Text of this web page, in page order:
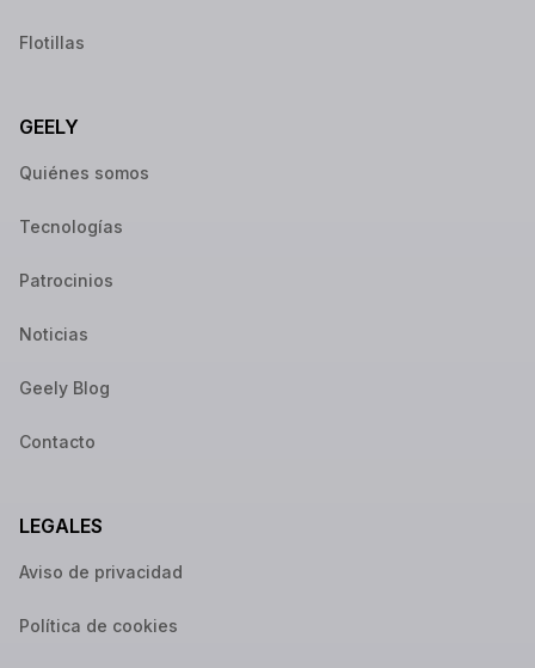
Flotillas
GEELY
Quiénes somos
Tecnologías
Patrocinios
Noticias
Geely Blog
Contacto
LEGALES
Aviso de privacidad
Política de cookies